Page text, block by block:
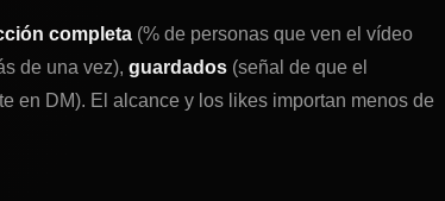
completa (% de personas que ven el vídeo
de una vez), guardados (señal de que el
en DM). El alcance y los likes importan menos de